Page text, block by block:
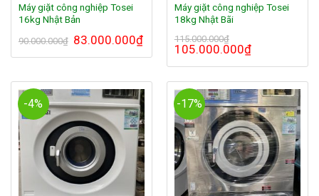
Máy giặt công nghiệp Tosei
16kg Nhật Bản
90.000.000₫ 83.000.000₫
Máy giặt công nghiệp Tosei
18kg Nhật Bãi
115.000.000₫
105.000.000₫
-4% -17%